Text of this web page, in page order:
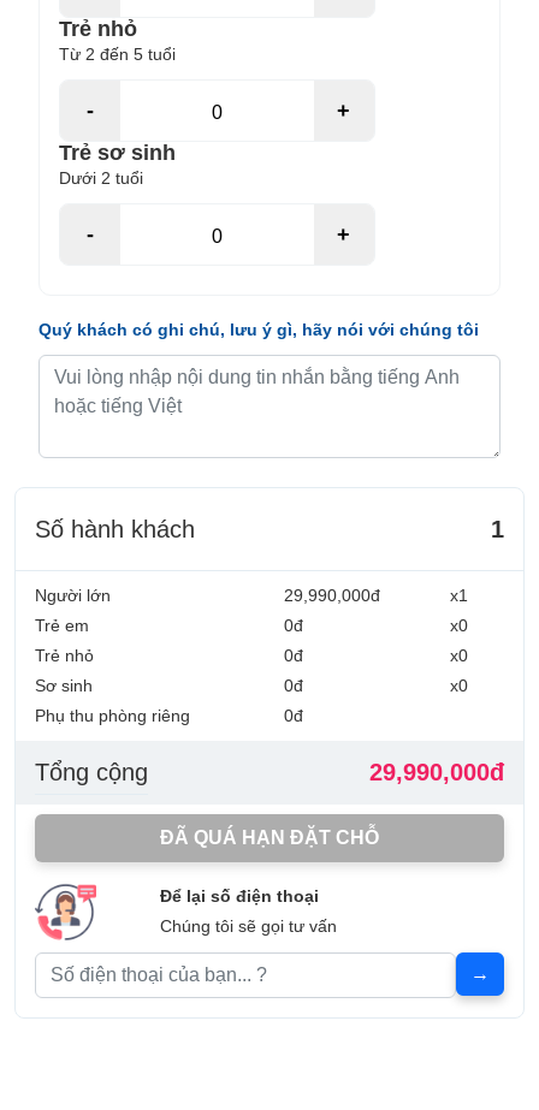
Trẻ nhỏ
Từ 2 đến 5 tuổi
-
+
Trẻ sơ sinh
Dưới 2 tuổi
- +
Quý khách có ghi chú, lưu ý gì, hãy nói với chúng tôi
Số hành khách 1
Người lớn
Trẻ em
Trẻ nhỏ
Sơ sinh
Phụ thu phòng riêng
29,990,000đ
0đ
0đ
0đ
0đ
x1
x0
x0
x0
Tổng cộng 29,990,000đ
ĐÃ QUÁ HẠN ĐẶT CHỖ
Để lại số điện thoại
Chúng tôi sẽ gọi tư vấn